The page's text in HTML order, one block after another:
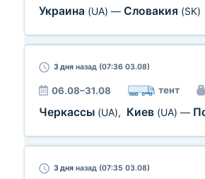
Украина (UA) — Словакия (SK)
3 дня назад (07:36 03.08)
06.08–31.08 тент
Черкассы (UA), Киев (UA) —
3 дня назад (07:35 03.08)